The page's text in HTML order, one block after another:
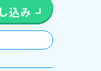
込み